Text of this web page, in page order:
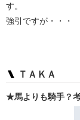
す。
強引ですが・・・
ＴＡＫＡ
★馬よりも騎手？